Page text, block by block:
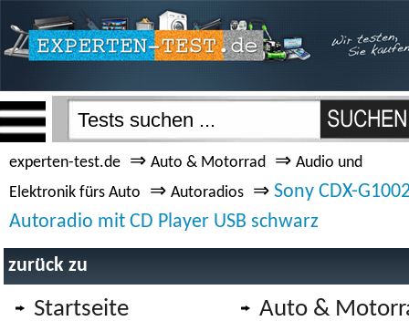
experten-test.de ⇒ Auto & Motorrad ⇒ Audio und
Elektronik fürs Auto
⇒ Autoradios ⇒ Sony CDX-
Autoradio mit CD Player USB schwarz
zurück zu
Startseite
Auto &